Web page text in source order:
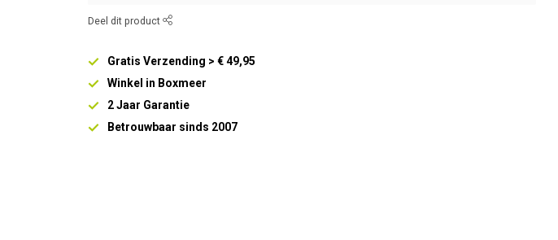
Deel dit product
Gratis Verzending > € 49,95
Winkel in Boxmeer
2 Jaar Garantie
Betrouwbaar sinds 2007